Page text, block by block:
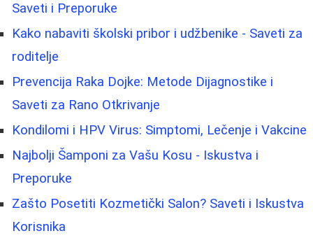
Saveti i Preporuke
Kako nabaviti školski pribor i udžbenike - Saveti za
roditelje
Prevencija Raka Dojke: Metode Dijagnostike i
Saveti za Rano Otkrivanje
Kondilomi i HPV Virus: Simptomi, Lečenje i Vakcine
Najbolji Šamponi za Vašu Kosu - Iskustva i
Preporuke
Zašto Posetiti Kozmetički Salon? Saveti i Iskustva
Korisnika